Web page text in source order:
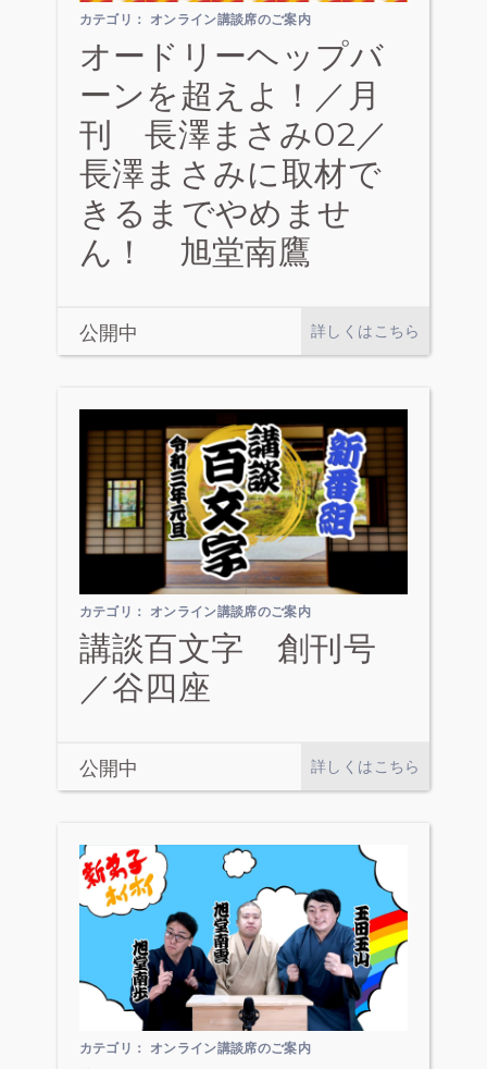
カテゴリ： オンライン講談席のご案内
オードリーヘップバ
ーンを超えよ！／月
刊 長澤まさみ02／
長澤まさみに取材で
きるまでやめませ
ん！ 旭堂南鷹
公開中 詳しくはこちら
カテゴリ： オンライン講談席のご案内
講談百文字 創刊号
／谷四座
公開中 詳しくはこちら
カテゴリ： オンライン講談席のご案内